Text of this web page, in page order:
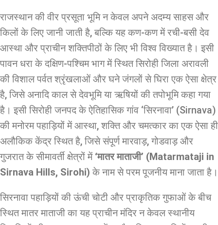
राजस्थान की वीर प्रसूता भूमि न केवल अपने अदम्य साहस और
किलों के लिए जानी जाती है, बल्कि यह कण-कण में रची-बसी देव
आस्था और प्राचीन शक्तिपीठों के लिए भी विश्व विख्यात है। इसी
पावन धरा के दक्षिण-पश्चिम भाग में स्थित सिरोही जिला अरावली
की विशाल पर्वत श्रृंखलाओं और घने जंगलों से घिरा एक ऐसा क्षेत्र
है, जिसे अनादि काल से देवभूमि या ऋषियों की तपोभूमि कहा गया
है। इसी सिरोही जनपद के ऐतिहासिक गांव ‘सिरनावा’ (Sirnava)
की मनोरम पहाड़ियों में आस्था, शक्ति और चमत्कार का एक ऐसा ही
अलौकिक केंद्र स्थित है, जिसे संपूर्ण मारवाड़, गोडवाड़ और
गुजरात के सीमावर्ती क्षेत्रों में ‘मातर माताजी’ (Matarmataji in
Sirnava Hills, Sirohi) के नाम से परम पूजनीय माना जाता है।
सिरनावा पहाड़ियों की ऊंची चोटी और प्राकृतिक गुफाओं के बीच
स्थित मातर माताजी का यह प्राचीन मंदिर न केवल स्थानीय